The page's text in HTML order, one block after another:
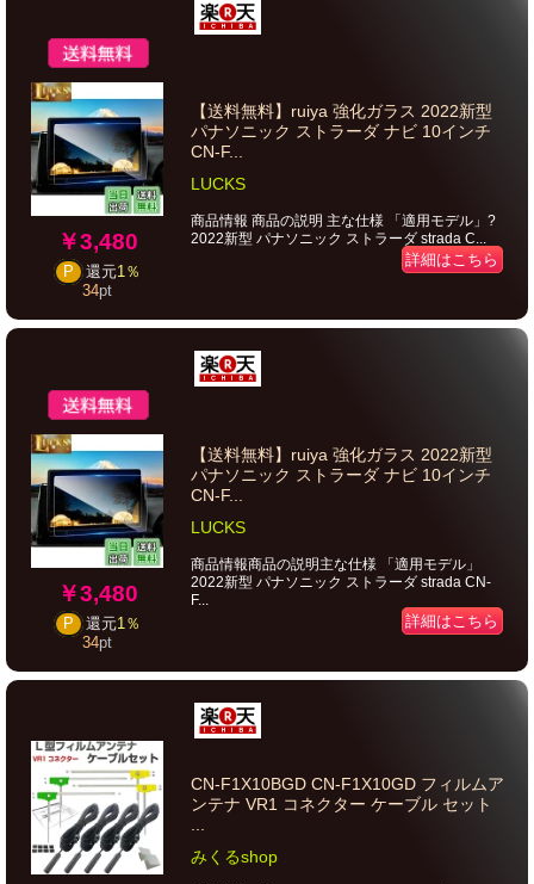
￥3,480
P 還元1％
34pt
【送料無料】ruiya 強化ガラス 2022新型
パナソニック ストラーダ ナビ 10インチ
CN-F...
LUCKS
商品情報 商品の説明 主な仕様 「適用モデル」?
2022新型 パナソニック ストラーダ strada C...
詳細はこちら
￥3,480
P 還元1％
34pt
【送料無料】ruiya 強化ガラス 2022新型
パナソニック ストラーダ ナビ 10インチ
CN-F...
LUCKS
商品情報商品の説明主な仕様 「適用モデル」
2022新型 パナソニック ストラーダ strada CN-
F...
詳細はこちら
CN-F1X10BGD CN-F1X10GD フィルムア
ンテナ VR1 コネクター ケーブル セット
みくるshop